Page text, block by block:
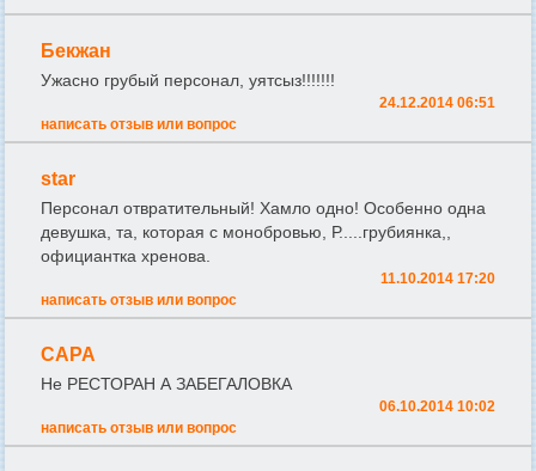
Бекжан
Ужасно грубый персонал, уятсыз!!!!!!!
24.12.2014 06:51
написать отзыв или вопрос
star
Персонал отвратительный! Хамло одно! Особенно одна
девушка, та, которая с монобровью, Р.....грубиянка,,
официантка хренова.
11.10.2014 17:20
написать отзыв или вопрос
САРА
Не РЕСТОРАН А ЗАБЕГАЛОВКА
06.10.2014 10:02
написать отзыв или вопрос